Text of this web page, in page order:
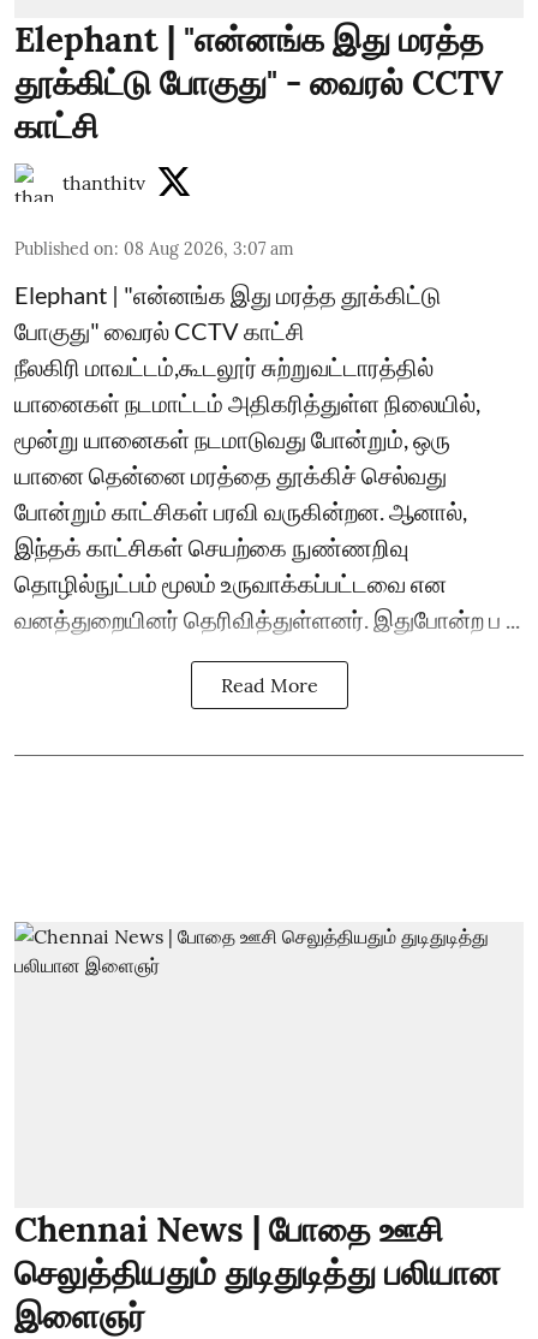
Elephant | "என்னங்க இது மரத்த
தூக்கிட்டு போகுது" - வைரல் CCTV
காட்சி
thanthitv
Published on: 08 Aug 2026, 3:07 am
Elephant | "என்னங்க இது மரத்த தூக்கிட்டு
போகுது" வைரல் CCTV காட்சி
நீலகிரி மாவட்டம்,கூடலூர் சுற்றுவட்டாரத்தில்
யானைகள் நடமாட்டம் அதிகரித்துள்ள நிலையில்,
மூன்று யானைகள் நடமாடுவது போன்றும், ஒரு
யானை தென்னை மரத்தை தூக்கிச் செல்வது
போன்றும் காட்சிகள் பரவி வருகின்றன. ஆனால்,
இந்தக் காட்சிகள் செயற்கை நுண்ணறிவு
தொழில்நுட்பம் மூலம் உருவாக்கப்பட்டவை என
வனத்துறையினர் தெரிவித்துள்ளனர். இதுபோன்ற ப ...
Read More
Chennai News | போதை ஊசி
செலுத்தியதும் துடிதுடித்து பலியான
இளைஞர்